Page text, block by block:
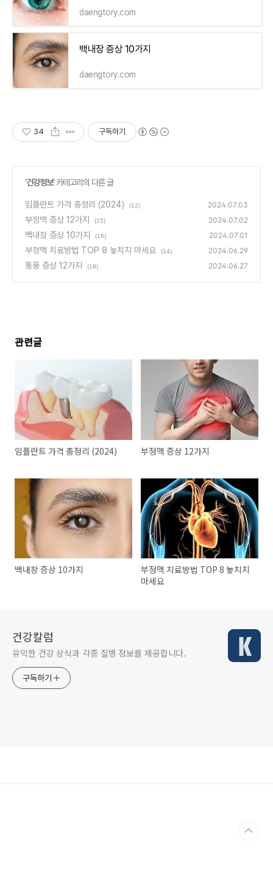
daengtory.com
백내장 증상 10가지
daengtory.com
34 구독하기
'건강정보' 카테고리의 다른 글
임플란트 가격 총정리 (2024) (12) 2024.07.03
부정맥 증상 12가지 (15) 2024.07.02
백내장 증상 10가지 (16) 2024.07.01
부정맥 치료방법 TOP 8 놓치지 마세요 (14) 2024.06.29
통풍 증상 12가지 (18) 2024.06.27
관련글
임플란트 가격 총정리 (2024) 부정맥 증상 12가지
백내장 증상 10가지
부정맥 치료방법 TOP 8 놓치지
마세요
건강칼럼
유익한 건강 상식과 각종 질병 정보를 제공합니다.
구독하기